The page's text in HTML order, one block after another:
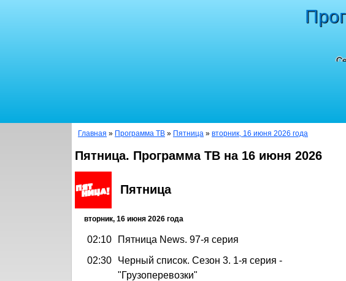
Главная » Программа ТВ » Пятница » вторник, 16 июня 2026 года
Пятница. Программа ТВ на 16 июня 2026
Пятница
вторник, 16 июня 2026 года
02:10
Пятница News. 97-я серия
02:30
Черный список. Сезон 3. 1-я серия -
"Грузоперевозки"